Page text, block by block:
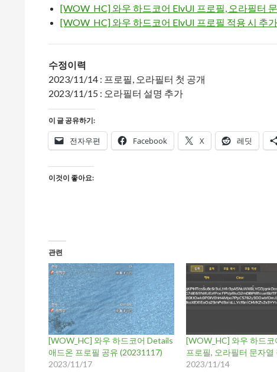
[WOW_HC] 와우 하드코어 ElvUI 프로필, 오라필터
[WOW_HC] 와우 하드코어 ElvUI 프로필 적용 시 추
수정이력
2023/11/14 : 프로필, 오라필터 첫 공개
2023/11/15 : 오라필터 설명 추가
이 글 공유하기:
전자우편 Facebook X 레딧
이것이 좋아요:
관련
[WOW_HC] 와우 하드코어 Details
애드온 프로필 공유 (20231117)
2023/11/17
[WOW_HC] 와우 하드코
프로필, 오라필터 문자열
2023/11/14